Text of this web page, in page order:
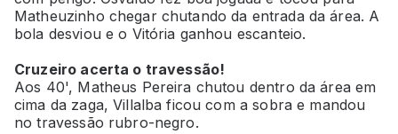
Matheuzinho chegar chutando da entrada da área. A
bola desviou e o Vitória ganhou escanteio.
Cruzeiro acerta o travessão!
Aos 40', Matheus Pereira chutou dentro da área em
cima da zaga, Villalba ficou com a sobra e mandou
no travessão rubro-negro.